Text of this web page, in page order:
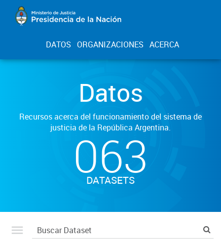
DATOS ORGANIZACIONES ACERCA
Datos
Recursos acerca del funcionamiento del sistema de
justicia de la República Argentina.
063
DATASETS